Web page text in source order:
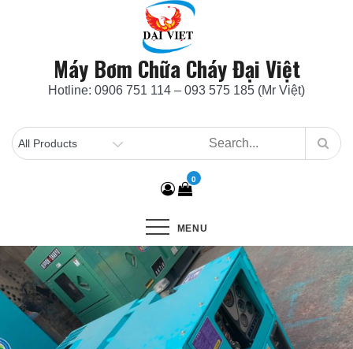
Máy Bơm Chữa Cháy Đại Việt
Hotline: 0906 751 114 – 093 575 185 (Mr Việt)
0
MENU